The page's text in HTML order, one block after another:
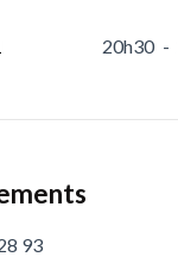
20h30 -
93